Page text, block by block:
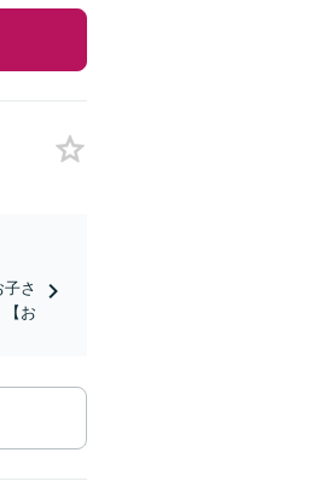
さ
【お